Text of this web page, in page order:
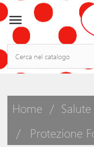

Home
Protezione